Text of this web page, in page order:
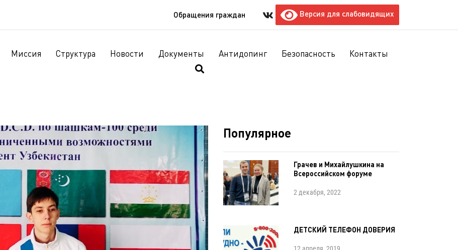
Обращения граждан Версия для слабовидящих
Миссия Структура Новости Документы Антидопинг Безопасность Контакты
Популярное
Грачев и Михайлушкина на
Всероссийском форуме
2 декабря, 2022
ДЕТСКИЙ ТЕЛЕФОН ДОВЕРИЯ